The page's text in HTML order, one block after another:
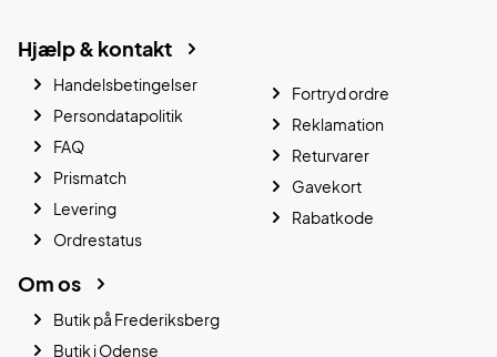
Hjælp & kontakt
Handelsbetingelser
Persondatapolitik
FAQ
Prismatch
Levering
Ordrestatus
Fortryd ordre
Reklamation
Returvarer
Gavekort
Rabatkode
Om os
Butik på Frederiksberg
Butik i Odense